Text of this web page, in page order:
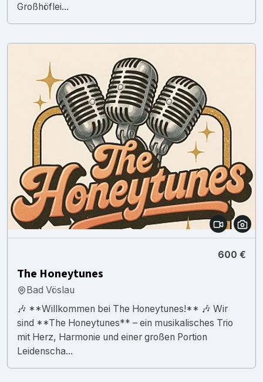
Großhöflei...
600 €
The Honeytunes
Bad Vöslau
🎶 **Willkommen bei The Honeytunes!** 🎶 Wir
sind **The Honeytunes** – ein musikalisches Trio
mit Herz, Harmonie und einer großen Portion
Leidenscha...